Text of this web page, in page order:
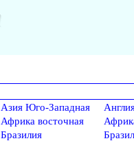
Азия Юго-Западная
Африка восточная
Бразилия